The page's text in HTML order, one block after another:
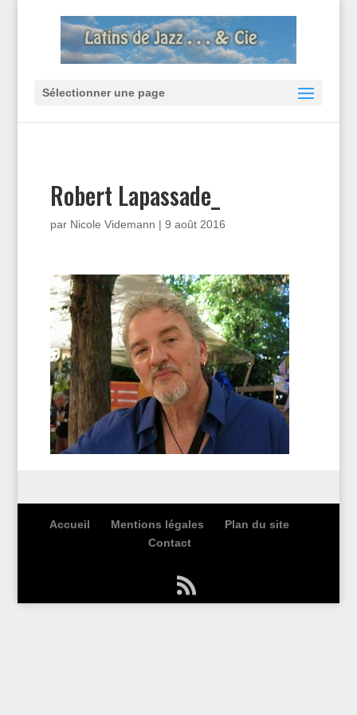
Sélectionner une page
Robert Lapassade_
par Nicole Videmann | 9 août 2016
Accueil Mentions légales
Plan du site
Contact